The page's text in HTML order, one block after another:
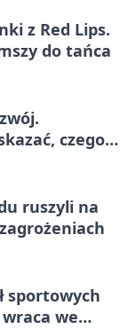
z Red Lips.
do tańca
czego
ruszyli na
sportowych
we